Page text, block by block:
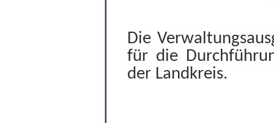
Die
für die
der Landkreis.